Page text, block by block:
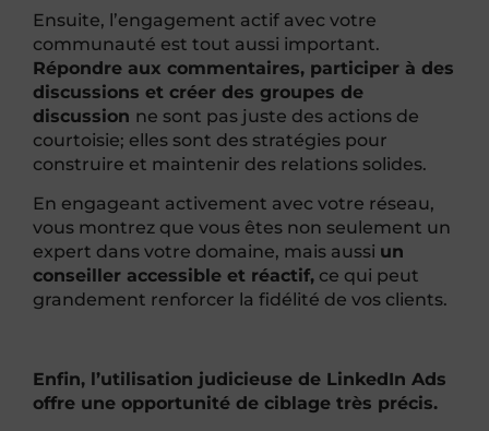
Ensuite, l’engagement actif avec votre
communauté est tout aussi important.
Répondre aux commentaires, participer à des
discussions et créer des groupes de
discussion ne sont pas juste des actions de
courtoisie; elles sont des stratégies pour
construire et maintenir des relations solides.
En engageant activement avec votre réseau,
vous montrez que vous êtes non seulement un
expert dans votre domaine, mais aussi un
conseiller accessible et réactif, ce qui peut
grandement renforcer la fidélité de vos clients.
Enfin, l’utilisation judicieuse de LinkedIn Ads
offre une opportunité de ciblage très précis.